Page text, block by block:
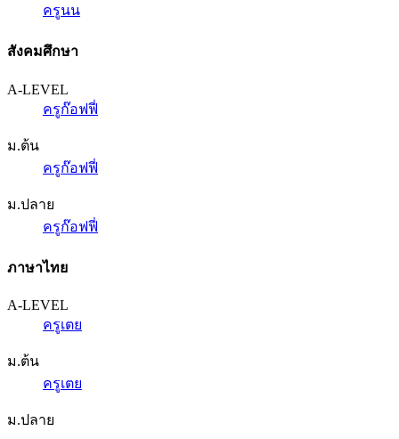
ครูนน
สังคมศึกษา
A-LEVEL
ครูก๊อฟฟี่
ม.ต้น
ครูก๊อฟฟี่
ม.ปลาย
ครูก๊อฟฟี่
ภาษาไทย
A-LEVEL
ครูเตย
ม.ต้น
ครูเตย
ม.ปลาย